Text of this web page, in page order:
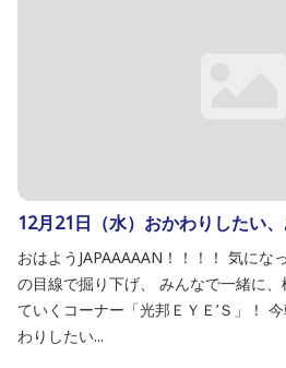
12月21日（水）おかわりしたい、
おはようJAPAAAAAN！！！！ 気にな
の目線で掘り下げ、 みんなで一緒に
ていくコーナー「光邦ＥＹＥ’Ｓ」！
わりしたい...